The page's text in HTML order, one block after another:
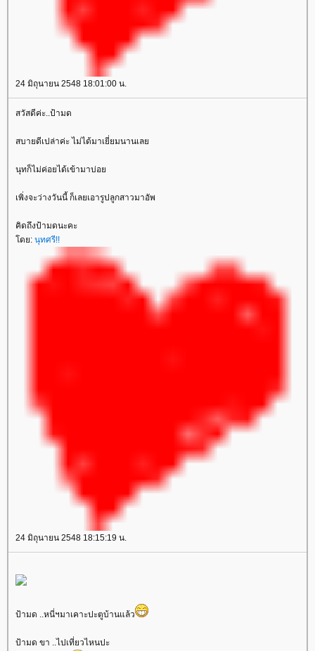
24 มิถุนายน 2548 18:01:00 น.
สวัสดีค่ะ..ป้ามด
สบายดีเปล่าค่ะ ไม่ได้มาเยี่ยมนานเล
นุทก็ไม่ค่อยได้เข้ามาบ่อ
เพิ่งจะว่างวันนี้ ก็เลยเอารูปลูกสาวมาอัพ
คิดถึงป้ามดนะคะ
ดย: นุทศรี!!
24 มิถุนายน 2548 18:15:19 น.
ป้ามด ..หนี่ฯมาเคาะปะตูบ้านแล้ว
ป้ามด ขา ..ไปเที่ยวไหนปะ